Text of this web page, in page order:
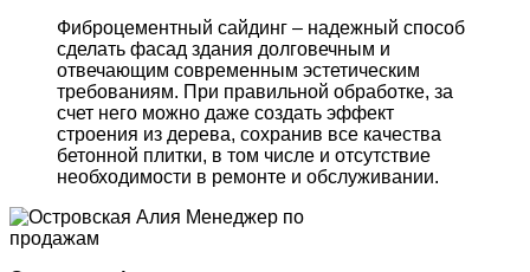
Фиброцементный сайдинг – надежный способ
сделать фасад здания долговечным и
отвечающим современным эстетическим
требованиям. При правильной обработке, за
счет него можно даже создать эффект
строения из дерева, сохранив все качества
бетонной плитки, в том числе и отсутствие
необходимости в ремонте и обслуживании.